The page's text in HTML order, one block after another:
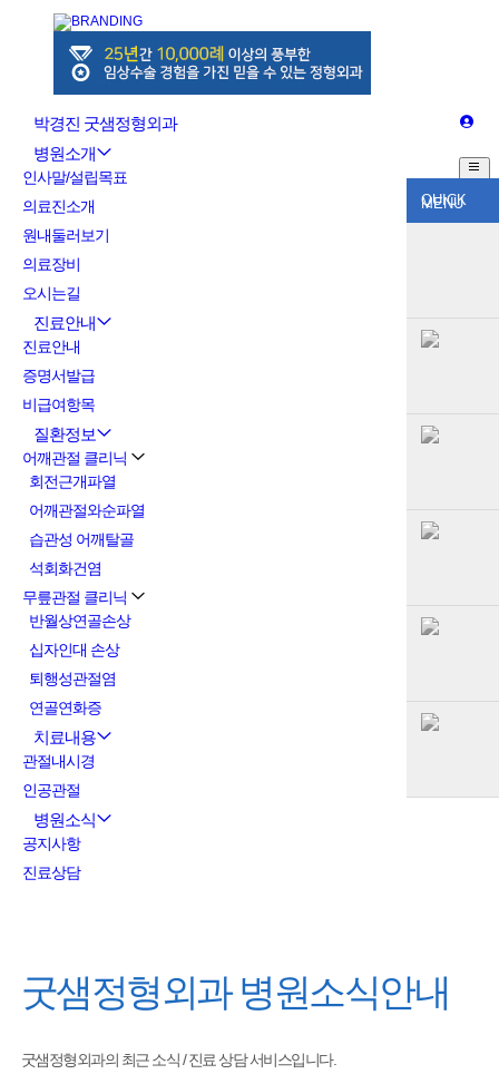
QUICK
MENU
박경진 굿샘정형외과
병원소개
인사말/설립목표
의료진소개
원내둘러보기
의료장비
오시는길
진료안내
진료안내
증명서발급
비급여항목
질환정보
어깨관절 클리닉
회전근개파열
어깨관절와순파열
습관성 어깨탈골
석회화건염
무릎관절 클리닉
반월상연골손상
십자인대 손상
퇴행성관절염
연골연화증
치료내용
관절내시경
인공관절
병원소식
공지사항
진료상담
굿샘정형외과병원소식안내
굿샘정형외과의 최근 소식 / 진료 상담 서비스입니다.